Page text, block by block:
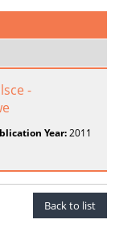
-
Year:2011
Back to list